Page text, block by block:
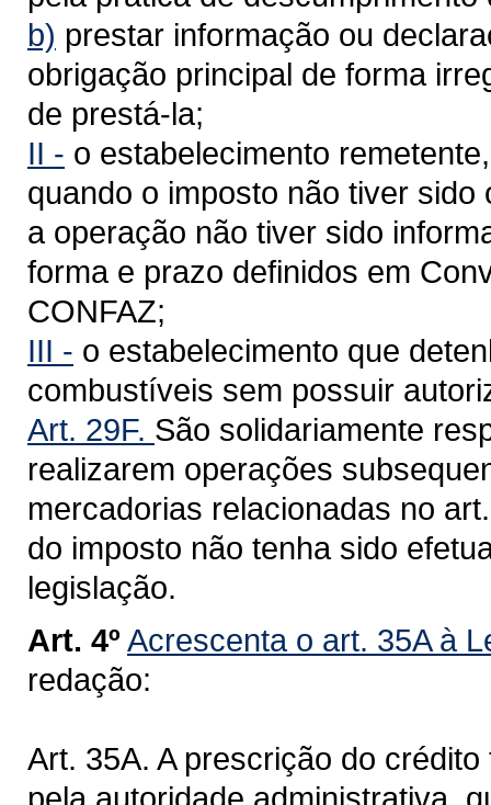
b) prestar informação ou
obrigação principal de forma
de prestá-la;
II - o estabelecimento
quando o imposto não tiver
a operação não tiver sido
forma e prazo definidos em
CONFAZ;
III - o estabelecimento que
combustíveis sem possuir
Art. 29F. São solidariamente
realizarem operações
mercadorias relacionadas no
do imposto não tenha sido
legislação.
Art. 4º Acrescenta o art. 35A à
redação:
Art. 35A. A prescrição do